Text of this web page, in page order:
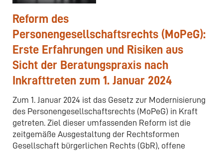
Reform des
Personengesellschaftsrechts (MoPeG):
Erste Erfahrungen und Risiken aus
Sicht der Beratungspraxis nach
Inkrafttreten zum 1. Januar 2024
Zum 1. Januar 2024 ist das Gesetz zur Modernisierung
des Personengesellschaftsrechts (MoPeG) in Kraft
getreten. Ziel dieser umfassenden Reform ist die
zeitgemäße Ausgestaltung der Rechtsformen
Gesellschaft bürgerlichen Rechts (GbR), offene